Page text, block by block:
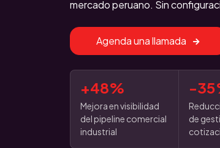
mercado peruano. Sin
Agenda una llamada
+48%
Mejora en visibilidad
del pipeline comercial
industrial
-
de